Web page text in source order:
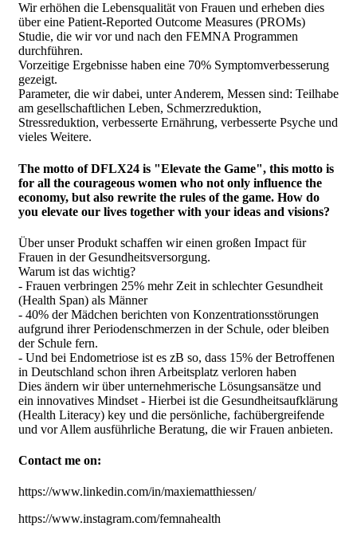
Wir erhöhen die Lebensqualität von Frauen und erheben dies
über eine Patient-Reported Outcome Measures (PROMs)
Studie, die wir vor und nach den FEMNA Programmen
durchführen.
Vorzeitige Ergebnisse haben eine 70% Symptomverbesserung
gezeigt.
Parameter, die wir dabei, unter Anderem, Messen sind: Teilhabe
am gesellschaftlichen Leben, Schmerzreduktion,
Stressreduktion, verbesserte Ernährung, verbesserte Psyche und
vieles Weitere.
The motto of DFLX24 is "Elevate the Game", this motto is
for all the courageous women who not only influence the
economy, but also rewrite the rules of the game. How do
you elevate our lives together with your ideas and visions?
Über unser Produkt schaffen wir einen großen Impact für
Frauen in der Gesundheitsversorgung.
Warum ist das wichtig?
- Frauen verbringen 25% mehr Zeit in schlechter Gesundheit
(Health Span) als Männer
- 40% der Mädchen berichten von Konzentrationsstörungen
aufgrund ihrer Periodenschmerzen in der Schule, oder bleiben
der Schule fern.
- Und bei Endometriose ist es zB so, dass 15% der Betroffenen
in Deutschland schon ihren Arbeitsplatz verloren haben
Dies ändern wir über unternehmerische Lösungsansätze und
ein innovatives Mindset - Hierbei ist die Gesundheitsaufklärung
(Health Literacy) key und die persönliche, fachübergreifende
und vor Allem ausführliche Beratung, die wir Frauen anbieten.
Contact me on:
https://www.linkedin.com/in/maxiematthiessen/
https://www.instagram.com/femnahealth